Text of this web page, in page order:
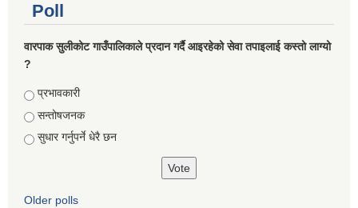
Poll
वारपाक सुलीकोट गाउँपालिकाले प्रदान गर्दै आइरहेको सेवा तपाइलाई कस्तो लाग्यो
?
Choices
प्रभावकारी
सन्तोषजनक
सुधार गर्नुपर्ने धेरै छन
Older polls